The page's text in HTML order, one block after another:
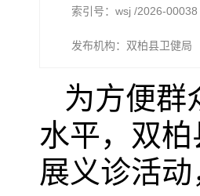
索引号：wsj /2026-00038
发布机构：双柏县卫健局
为方便群
水平，双
展义诊活